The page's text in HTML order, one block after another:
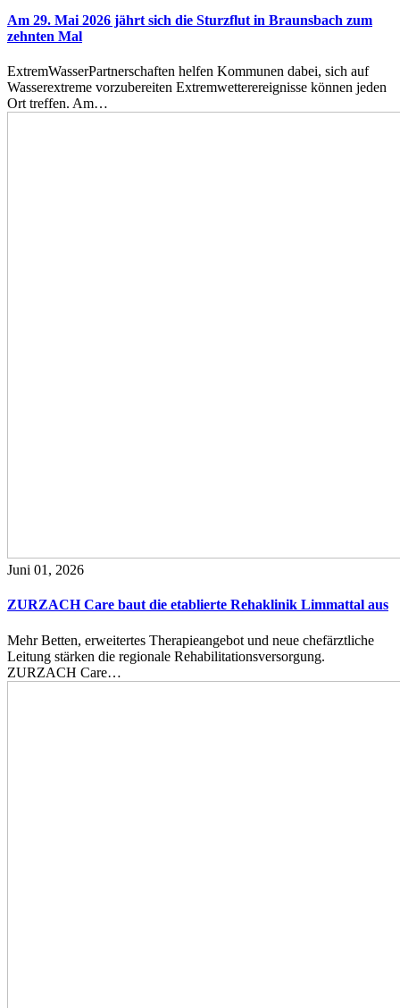
Am 29. Mai 2026 jährt sich die Sturzflut in Braunsbach zum
zehnten Mal
ExtremWasserPartnerschaften helfen Kommunen dabei, sich auf
Wasserextreme vorzubereiten Extremwetterereignisse können jeden
Ort treffen. Am…
Juni 01, 2026
ZURZACH Care baut die etablierte Rehaklinik Limmattal aus
Mehr Betten, erweitertes Therapieangebot und neue chefärztliche
Leitung stärken die regionale Rehabilitationsversorgung.
ZURZACH Care…